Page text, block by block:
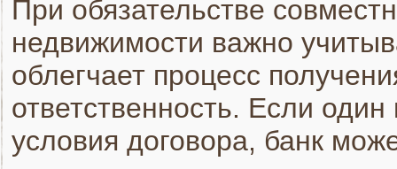
При обязательстве
недвижимости важно
облегчает процесс
ответственность. Если
условия договора, банк